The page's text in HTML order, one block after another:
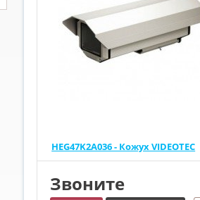
HEG47K2A036 - Кожух VIDEOTEC
Звоните